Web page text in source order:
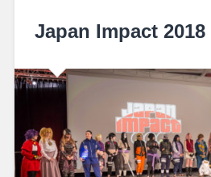
Japan Impact 2018